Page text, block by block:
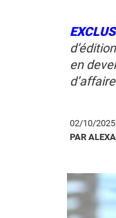
en
02/10/2025
PAR